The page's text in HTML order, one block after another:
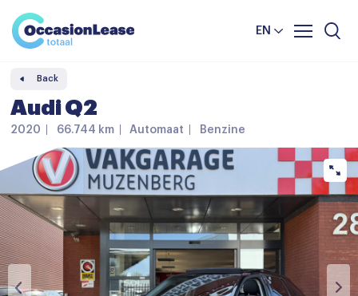
EN
Business
News and tips
Frequently asked questions
Comparator
Back
Audi Q2
2020 66.744 km Automaat Benzine